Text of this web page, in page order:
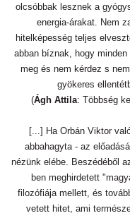
olcsóbbak lesznek a
energia-árakat. Nem
hitelképesség teljes
abban bíznak, hogy
meg és nem kérdez s
gyökeres
(Ágh Attila: Többség
[...] Ha Orbán Viktor
abbahagyta - az
nézünk elébe. Beszédéből
ben meghirdetett
filozófiája mellett, és
vetett hitet, ami